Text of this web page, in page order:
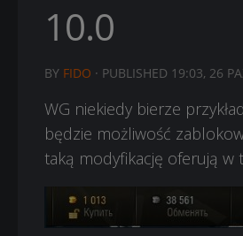
10.0
BY FIDO · PUBLISHED 19:03, 26
WG niekiedy bierze
będzie możliwość
taką modyfikację oferują